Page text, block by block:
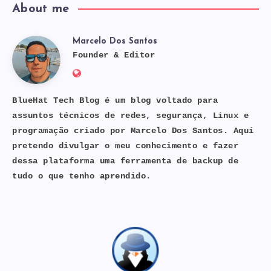
About me
Marcelo
Dos
Santos
Marcelo Dos Santos
Founder & Editor
Website:
BlueHat Tech Blog é um blog voltado para
assuntos técnicos de redes, segurança, Linux e
programação criado por Marcelo Dos Santos. Aqui
pretendo divulgar o meu conhecimento e fazer
dessa plataforma uma ferramenta de backup de
tudo o que tenho aprendido.